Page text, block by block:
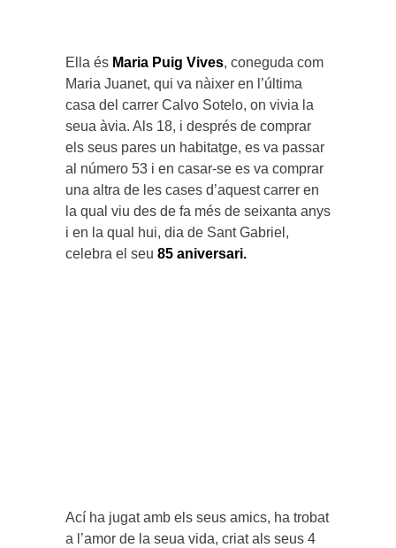
Ella és Maria Puig Vives, coneguda com
Maria Juanet, qui va nàixer en l’última
casa del carrer Calvo Sotelo, on vivia la
seua àvia. Als 18, i després de comprar
els seus pares un habitatge, es va passar
al número 53 i en casar-se es va comprar
una altra de les cases d’aquest carrer en
la qual viu des de fa més de seixanta anys
i en la qual hui, dia de Sant Gabriel,
celebra el seu 85 aniversari.
Ací ha jugat amb els seus amics, ha trobat
a l’amor de la seua vida, criat als seus 4